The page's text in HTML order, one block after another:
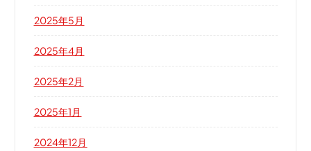
2025年5月
2025年4月
2025年2月
2025年1月
2024年12月